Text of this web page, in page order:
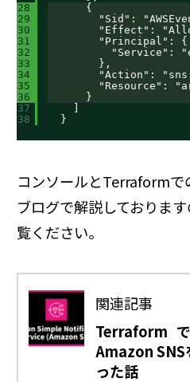
28
29
30
31
32
33
34
35
36
37
38
{
"Sid":
"Effect":
"Principal": {
"Service":
},
"Action":
"Resource":
}
}
コンソールとTerraformで
ブログで解説しておりま
覧ください。
関連記事
Terraform
Amazon SNS
った話